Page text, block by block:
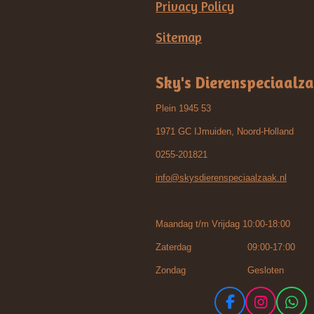
Privacy Policy
Sitemap
Sky's
Plein 1945 53
1971 GC IJmuiden, Noord-Holland
0255-201821
info@skysdierenspeciaalzaak.nl
Maandag t/m Vrijdag 10:00-18:00
Zaterdag 09:00-17:00
Zondag Gesloten
F I W